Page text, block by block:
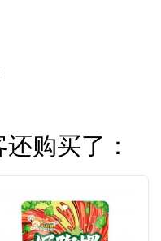
度甜腻
整个东亚的流行甜味配
购买了：